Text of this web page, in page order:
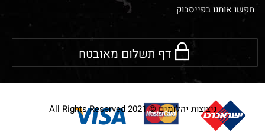
חפשו אותנו בפייסבוק
דף תשלום מאובטח
ניצוצות יהלומים © 2021 All Rights Reserved